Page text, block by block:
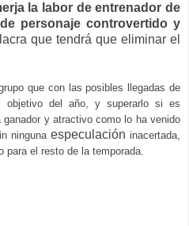
la labor de entrenador de
personaje controvertido y
que tendrá que eliminar el
que con las posibles llegadas de
objetivo del año, y superarlo si es
y atractivo como lo ha venido
ningunaespeculación inacertada,
para el resto de la temporada.